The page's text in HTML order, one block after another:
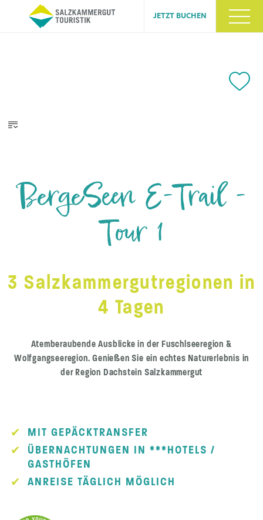
JETZT BUCHEN
BergeSeen E-Trail -
Tour 1
3 Salzkammergutregionen in
4 Tagen
Atemberaubende Ausblicke in der Fuschlseeregion &
Wolfgangseeregion. Genießen Sie ein echtes Naturerlebnis in
der Region Dachstein Salzkammergut
MIT GEPÄCKTRANSFER
ÜBERNACHTUNGEN IN ***HOTELS /
GASTHÖFEN
ANREISE TÄGLICH MÖGLICH